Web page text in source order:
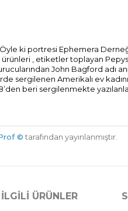
ki portresi Ephemera
, etiketler toplayan
John Bagford adı
Amerikalı ev
beri sergilenmekte
© tarafından yayınlanmıştır.
İLGILI ÜRÜNLER